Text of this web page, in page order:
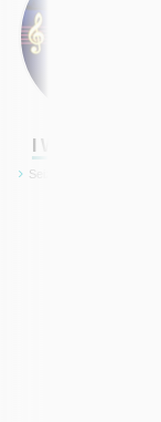
I Want Your
Seizoen 1, Aflevering 1 - Sanne